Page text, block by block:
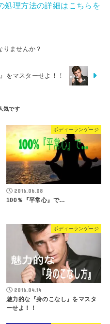
処理方法の詳細はこちらを
りませんか？
をマスターせよ！！
ボディーランゲージ
2016.06.08
100％『平常心』で…
ボディーランゲージ
2016.04.14
魅力的な『身のこなし』をマスタ
ーせよ！！